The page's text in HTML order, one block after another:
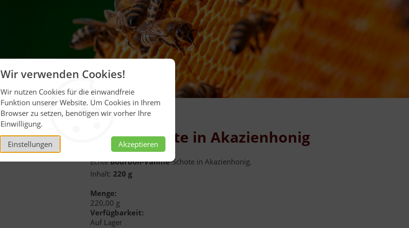
Wir verwenden Cookies!
Wir nutzen Cookies für die einwandfreie
Funktion unserer Website. Um Cookies in Ihrem
Browser zu setzen, benötigen wir vorher Ihre
Einwilligung.
Einstellungen Akzeptieren
Vanilleschote in Akazienhonig
EchteBourbon-Vanille-Schote in Akazienhonig.
Inhalt: 220 g
Menge:
220,00 g
Verfügbarkeit:
Auf Lager